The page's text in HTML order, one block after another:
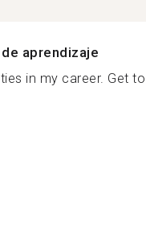
aprendizaje
in my career. Get